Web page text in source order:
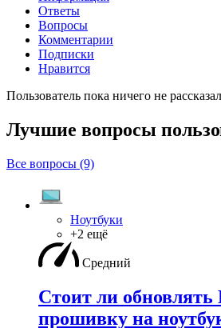
Ответы
Вопросы
Комментарии
Подписки
Нравится
Пользователь пока ничего не
Лучшие вопросы
Все вопросы (9)
Ноутбуки
+2 ещё
Средний
Стоит ли обновлять
прошивку на